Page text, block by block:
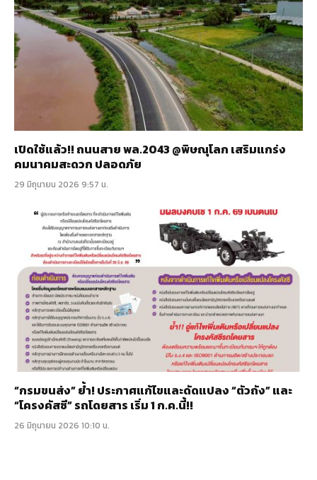
เปิดใช้แล้ว!! ถนนสาย พล.2043 @พิษณุโลก เสริมแกร่ง
คมนาคมสะดวก ปลอดภัย
29 มิถุนายน 2026 9:57 น.
“กรมขนส่ง” ย้ำ! ประกาศแก้ไขและดัดแปลง “ตัวถัง” และ
“โครงคัสซี” รถโดยสาร เริ่ม 1 ก.ค.นี้!!
26 มิถุนายน 2026 10:10 น.